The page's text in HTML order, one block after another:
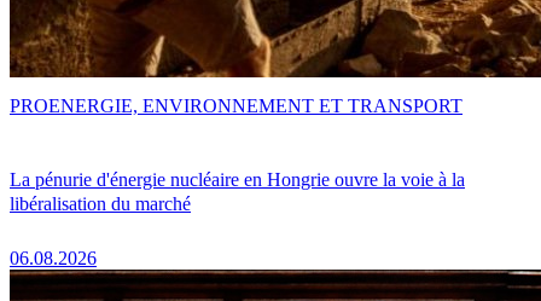
La pénurie d'énergie nucléaire en Hongrie ouvre la voie à la
libéralisation du marché
06.08.2026
PROENERGIE, ENVIRONNEMENT ET TRANSPORT